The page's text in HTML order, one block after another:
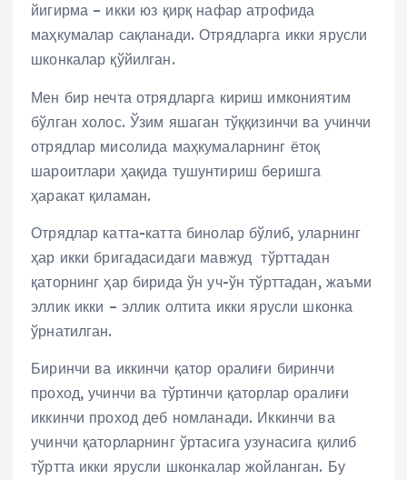
йигирма – икки юз қирқ нафар атрофида
маҳкумалар сақланади. Отрядларга икки ярусли
шконкалар қўйилган.
Мен бир нечта отрядларга кириш имкониятим
бўлган холос. Ўзим яшаган тўққизинчи ва учинчи
отрядлар мисолида маҳкумаларнинг ётоқ
шароитлари ҳақида тушунтириш беришга
ҳаракат қиламан.
Отрядлар катта-катта бинолар бўлиб, уларнинг
ҳар икки бригадасидаги мавжуд тўрттадан
қаторнинг ҳар бирида ўн уч-ўн тўрттадан, жаъми
эллик икки – эллик олтита икки ярусли шконка
ўрнатилган.
Биринчи ва иккинчи қатор оралиғи биринчи
проход, учинчи ва тўртинчи қаторлар оралиғи
иккинчи проход деб номланади. Иккинчи ва
учинчи қаторларнинг ўртасига узунасига қилиб
тўртта икки ярусли шконкалар жойланган. Бу